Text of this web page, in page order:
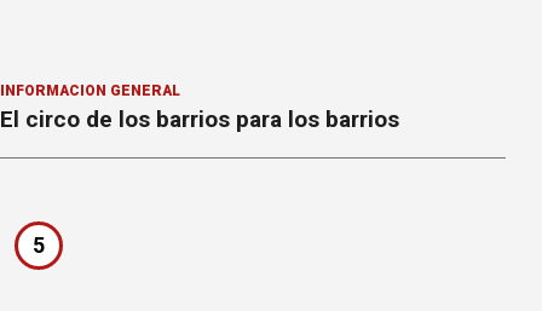
INFORMACION GENERAL
El circo de los barrios para los barrios
5